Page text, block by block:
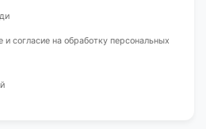
и согласие на обработку персональных